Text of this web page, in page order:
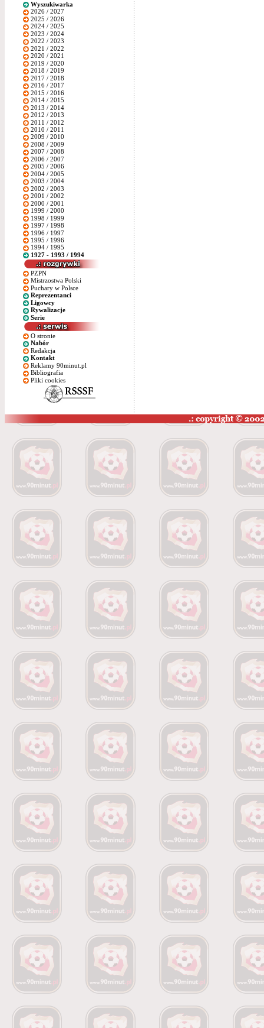
Wyszukiwarka
2026 / 2027
2025 / 2026
2024 / 2025
2023 / 2024
2022 / 2023
2021 / 2022
2020 / 2021
2019 / 2020
2018 / 2019
2017 / 2018
2016 / 2017
2015 / 2016
2014 / 2015
2013 / 2014
2012 / 2013
2011 / 2012
2010 / 2011
2009 / 2010
2008 / 2009
2007 / 2008
2006 / 2007
2005 / 2006
2004 / 2005
2003 / 2004
2002 / 2003
2001 / 2002
2000 / 2001
1999 / 2000
1998 / 1999
1997 / 1998
1996 / 1997
1995 / 1996
1994 / 1995
1927 - 1993 / 1994
PZPN
Mistrzostwa Polski
Puchary w Polsce
Reprezentanci
Ligowcy
Rywalizacje
Serie
O stronie
Nabór
Redakcja
Kontakt
Reklamy 90minut.pl
Bibliografia
Pliki cookies